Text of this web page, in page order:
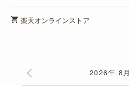
楽天オンラインストア
2026年 8月